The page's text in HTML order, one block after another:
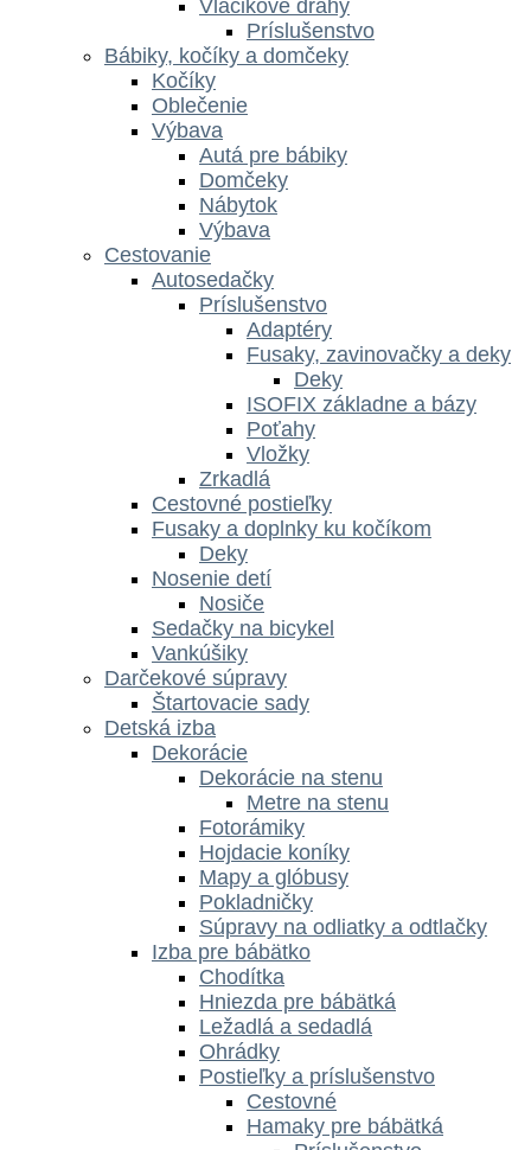
Vláčikové dráhy
Príslušenstvo
Bábiky, kočíky a domčeky
Kočíky
Oblečenie
Výbava
Autá pre bábiky
Domčeky
Nábytok
Výbava
Cestovanie
Autosedačky
Príslušenstvo
Adaptéry
Fusaky, zavinovačky a deky
Deky
ISOFIX základne a bázy
Poťahy
Vložky
Zrkadlá
Cestovné postieľky
Fusaky a doplnky ku kočíkom
Deky
Nosenie detí
Nosiče
Sedačky na bicykel
Vankúšiky
Darčekové súpravy
Štartovacie sady
Detská izba
Dekorácie
Dekorácie na stenu
Metre na stenu
Fotorámiky
Hojdacie koníky
Mapy a glóbusy
Pokladničky
Súpravy na odliatky a odtlačky
Izba pre bábätko
Chodítka
Hniezda pre bábätká
Ležadlá a sedadlá
Ohrádky
Postieľky a príslušenstvo
Cestovné
Hamaky pre bábätká